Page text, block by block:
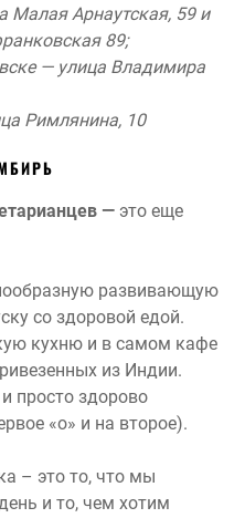
Малая Арнаутская, 59 и
89;
— улица Владимира
Римлянина, 10
— это еще
развивающую
со здоровой едой.
кухню и в самом кафе
из Индии.
просто здорово
«о» и на второе).
– это то, что мы
и то, чем хотим